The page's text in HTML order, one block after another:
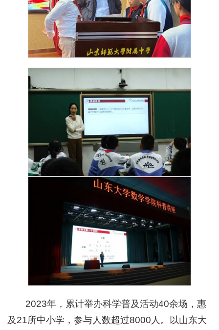
2023年，累计举办科学普及活动40余场，惠
及21所中小学，参与人数超过8000人。以山东大